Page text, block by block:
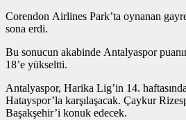
Corendon Airlines Park’ta oynanan
sona erdi.
Bu sonucun akabinde Antalyaspor
18’e yükseltti.
Antalyaspor, Harika Lig’in 14.
Hatayspor’la karşılaşacak. Çaykur
Başakşehir’i konuk edecek.